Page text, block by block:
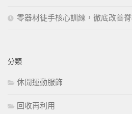
零器材徒手核心訓練，徹底改善
分類
休閒運動服飾
回收再利用